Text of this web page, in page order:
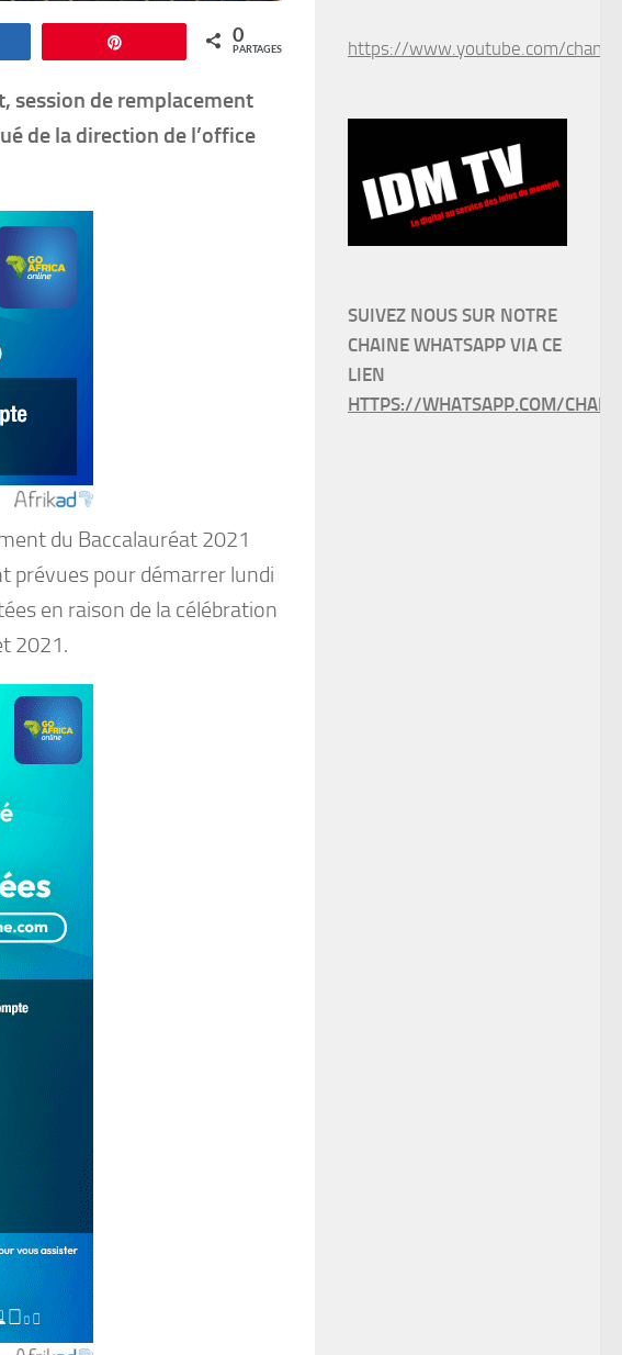
0
PARTAGES
session de remplacement
de la direction de l’office
du Baccalauréat 2021
prévues pour démarrer lundi
en raison de la célébration
2021.
https://www.youtube.com/
SUIVEZ NOUS SUR NOTRE
CHAINE WHATSAPP VIA CE
LIEN
HTTPS://WHATSAPP.COM/